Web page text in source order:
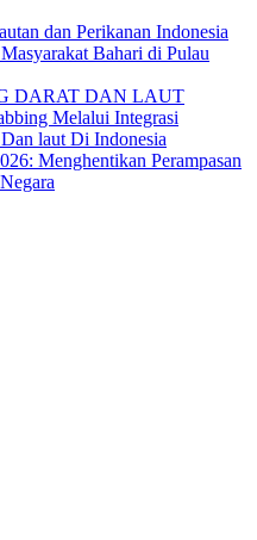
dan Perikanan Indonesia
Bahari di Pulau
DARAT DAN LAUT
Melalui Integrasi
laut Di Indonesia
Menghentikan Perampasan